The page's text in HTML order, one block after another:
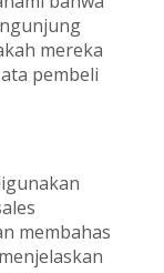
mereka
pembeli
membahas